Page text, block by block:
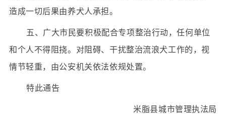
造成一切后果由养犬人承担。
五、广大市民要积极配合专项整治行动，任何单位
和个人不得阻挠。对阻碍、干扰整治流浪犬工作的，视
情节轻重，由公安机关依法依规处置。
特此通告
米脂县城市管理执法局